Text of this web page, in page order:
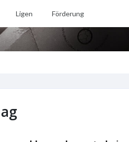
Ligen Förderung